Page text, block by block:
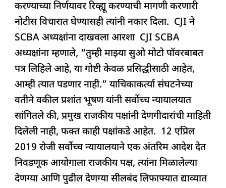
करण्याच्या निर्णयावर रिव्ह्यू करण्याची मागणी करणारी
नोटीस विचारात घेण्यासही त्यांनी नकार दिला. CJI ने
SCBA अध्यक्षांना दाखवला आरशा CJI SCBA
अध्यक्षांना म्हणाले, “तुम्ही माझ्या सुओ मोटो पॉवरबाबत
पत्र लिहिले आहे, या गोष्टी केवळ प्रसिद्धीसाठी आहेत,
आम्ही त्यात पडणार नाही.” याचिकाकर्त्या संघटनेच्या
वतीने वकील प्रशांत भूषण यांनी सर्वोच्च न्यायालयात
सांगितले की, प्रमुख राजकीय पक्षांनी देणगीदारांची माहिती
दिलेली नाही, फक्त काही पक्षांकडे आहेत. 12 एप्रिल
2019 रोजी सर्वोच्च न्यायालयाने एक अंतरिम आदेश देत
निवडणूक आयोगाला राजकीय पक्ष, त्यांना मिळालेल्या
देणग्या आणि पुढील देणग्या सीलबंद लिफाफ्यात द्याव्यात